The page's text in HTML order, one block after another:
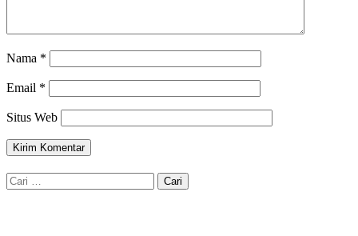
Nama *
Email *
Situs Web
Cari
untuk: